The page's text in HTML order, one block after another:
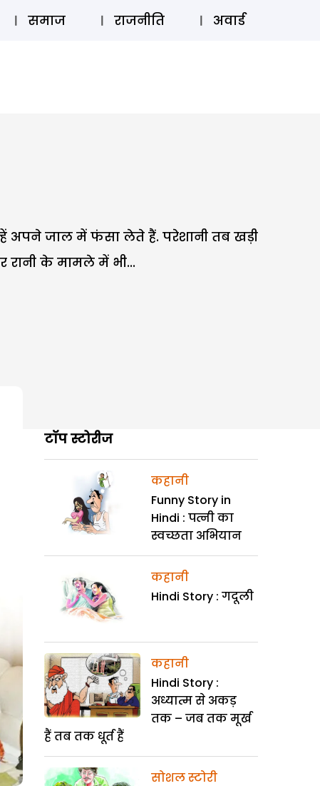
लॉग इन ⚲ SUBSCRIBE
समाज राजनीति अवार्ड
अपने जाल में फंसा लेते हैं. परेशानी तब खड़ी
रानी के मामले में भी...
टॉप स्टोरीज
कहानी
Funny Story in
Hindi : पत्नी का
स्वच्छता अभियान
कहानी
Hindi Story : गदूली
कहानी
Hindi Story :
अध्यात्म से अकड़
तक – जब तक मूर्ख
हैं तब तक धूर्त हैं
सोशल स्टोरी